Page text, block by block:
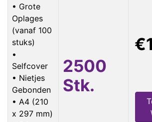
• Grote
Oplages
(vanaf 100
stuks)
•
Selfcover
• Nietjes
Gebonden
• A4 (210
x 297 mm)
2500
Stk.